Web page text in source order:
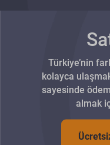
Türkiye’nin
kolayca
sayesinde
almak